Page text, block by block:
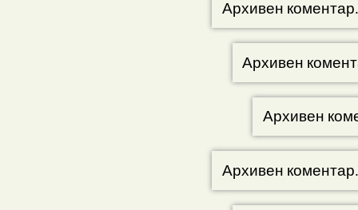
Архивен коментар.
Архивен
Архивен
Архивен коментар.